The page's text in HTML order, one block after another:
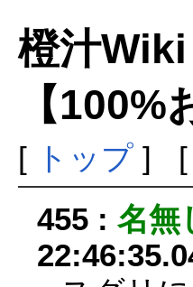
橙汁
【
[ トップ] [
455 :名無